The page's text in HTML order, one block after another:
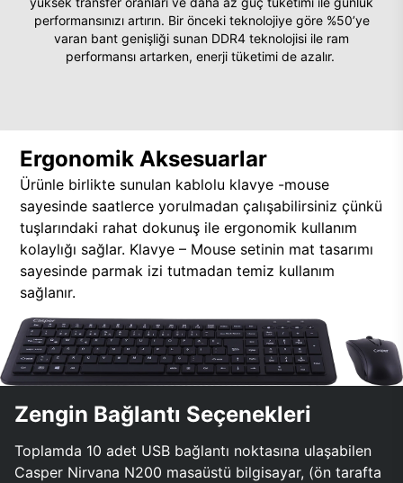
performansınızı artırın. Bir önceki teknolojiye göre %50’ye
varan bant genişliği sunan DDR4 teknolojisi ile ram
performansı artarken, enerji tüketimi de azalır.
Ergonomik Aksesuarlar
Ürünle birlikte sunulan kablolu klavye -mouse
sayesinde saatlerce yorulmadan çalışabilirsiniz çünkü
tuşlarındaki rahat dokunuş ile ergonomik kullanım
kolaylığı sağlar. Klavye – Mouse setinin mat tasarımı
sayesinde parmak izi tutmadan temiz kullanım
sağlanır.
Zengin Bağlantı Seçenekleri
Toplamda 10 adet USB bağlantı noktasına ulaşabilen
Casper Nirvana N200 masaüstü bilgisayar, (ön tarafta